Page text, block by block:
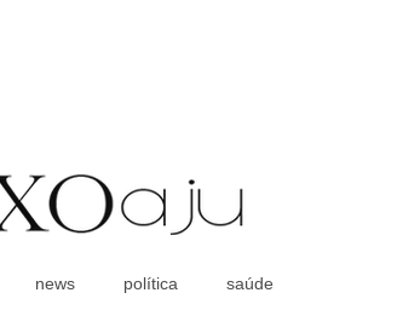
Coluna Social
news política saúde